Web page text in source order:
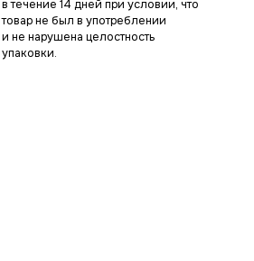
в течение 14 дней при условии, что
товар не был в употреблении
и не нарушена целостность
упаковки.